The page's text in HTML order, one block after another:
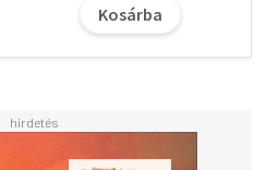
Három pócser a fegyvertelen
és elefántok vannak, hanem
Kosárba